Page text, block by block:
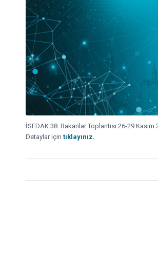
İSEDAK 38. Bakanlar Toplantısı 26-29
Detaylar için tıklayınız.